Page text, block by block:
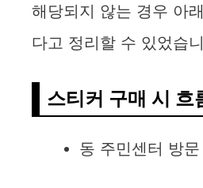
해당되지 않는 경우 아
다고 정리할 수 있었습
스티커 구매 시 흐
동 주민센터 방문